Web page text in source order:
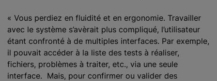
« Vous perdiez en fluidité et en ergonomie. Travailler
avec le système s’avèrait plus compliqué, l’utilisateur
étant confronté à de multiples interfaces. Par exemple,
il pouvait accéder à la liste des tests à réaliser,
fichiers, problèmes à traiter, etc., via une seule
interface. Mais, pour confirmer ou valider des